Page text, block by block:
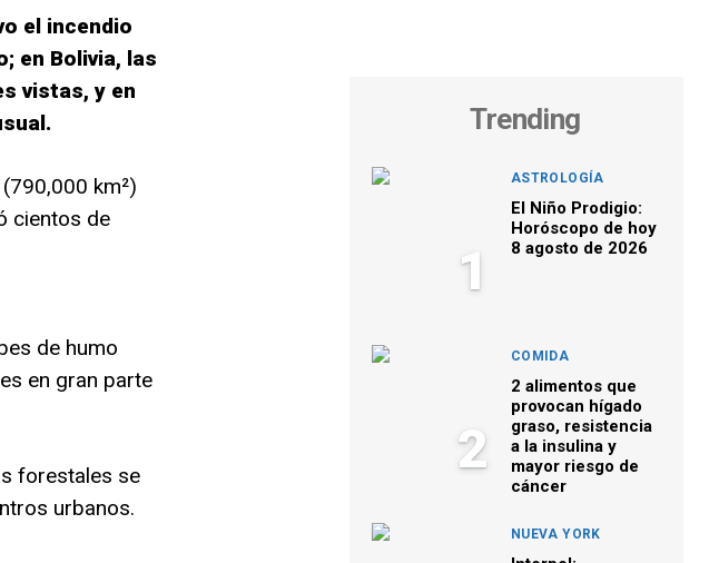
el incendio
en Bolivia, las
vistas, y en
km²)
cientos de
de humo
en gran parte
forestales se
urbanos.
Trending
1
ASTROLOGÍA
El Niño Prodigio:
Horóscopo de hoy
8 agosto de 2026
2
COMIDA
2 alimentos que
provocan hígado
graso, resistencia
a la insulina y
mayor riesgo de
cáncer
NUEVA YORK